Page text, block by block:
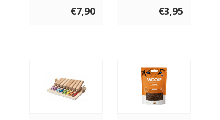
€7,90 €3,95